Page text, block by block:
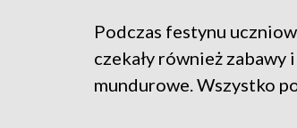
Podczas festynu
czekały również
mundurowe. Wszystko